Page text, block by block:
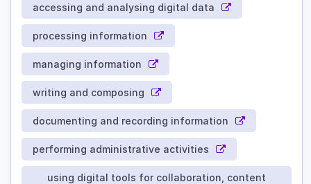
accessing and analysing digital data
processing information
managing information
writing and composing
documenting and recording information
performing administrative activities
using digital tools for collaboration, content